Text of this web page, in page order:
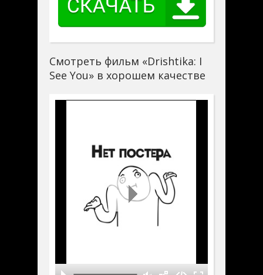
Смотреть фильм «Drishtika: I
See You» в хорошем качестве